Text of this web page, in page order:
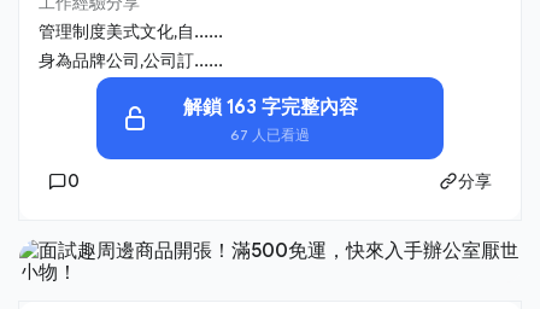
管理制度美式文化,自......
身為品牌公司,公司訂......
解鎖 163 字完整內容
67 人已看過
0 分享